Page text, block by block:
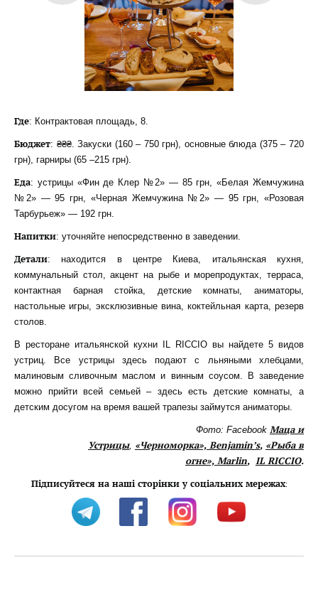
Где: Контрактовая площадь, 8.
Бюджет: ₴₴₴. Закуски (160 – 750 грн), основные блюда (375 – 720
грн), гарниры (65 –215 грн).
Еда: устрицы «Фин де Клер №2» — 85 грн, «Белая Жемчужина
№2» — 95 грн, «Черная Жемчужина №2» — 95 грн, «Розовая
Тарбурьеж» — 192 грн.
Напитки: уточняйте непосредственно в заведении.
Детали: находится в центре Киева, итальянская кухня,
коммунальный стол, акцент на рыбе и морепродуктах, терраса,
контактная барная стойка, детские комнаты, аниматоры,
настольные игры, эксклюзивные вина, коктейльная карта, резерв
столов.
В ресторане итальянской кухни IL RICCIO вы найдете 5 видов
устриц. Все устрицы здесь подают с льняными хлебцами,
малиновым сливочным маслом и винным соусом. В заведение
можно прийти всей семьей – здесь есть детские комнаты, а
детским досугом на время вашей трапезы займутся аниматоры.
Фото: Facebook Маца и
Устрицы, «Черноморка», Benjamin’s, «Рыба в
огне», Marlin, IL RICCIO.
Підписуйтеся на наші сторінки у соціальних мережах: